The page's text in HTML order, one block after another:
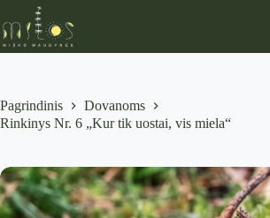
to
content47,30€
Pagrindinis
Dovanoms
Rinkinys Nr. 6 „Kur tik uostai, vis miela“